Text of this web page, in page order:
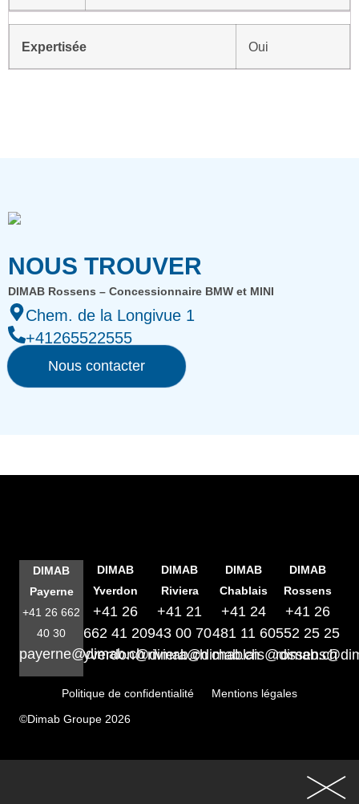
Expertisée Oui
NOUS TROUVER
DIMAB Rossens – Concessionnaire BMW et MINI
Chem. de la Longivue 1
+41265522555
Nous contacter
DIMAB
Payerne
+41 26 662
40 30
payerne@dimab.ch
DIMAB
Yverdon
+41 26
662 41 20
yverdon@dimab.ch
DIMAB
Riviera
+41 21
943 00 70
riviera@dimab.ch
DIMAB
Chablais
+41 24
481 11 60
chablais@dimab.ch
DIMAB
Rossens
+41 26
552 25 25
Politique de confidentialité
Mentions légales
©Dimab Groupe 2026